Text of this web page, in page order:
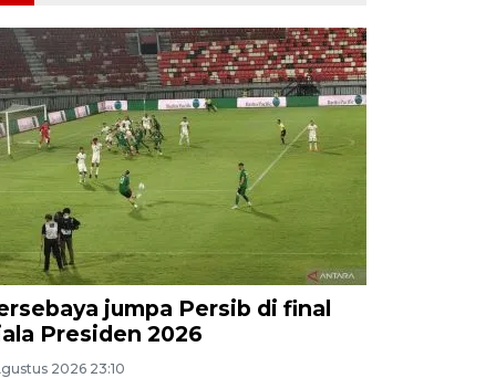
jumpa Persib di final
Presiden 2026
2026 23:10